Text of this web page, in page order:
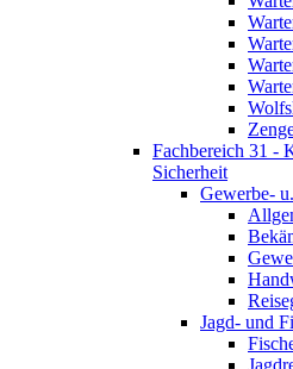
Fachbereich 31 -
Sicherheit
Gewerbe-
Jagd- und